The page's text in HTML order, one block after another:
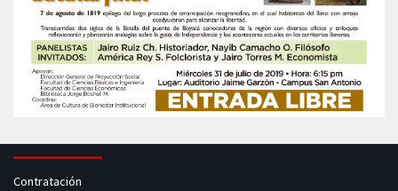
Contratación